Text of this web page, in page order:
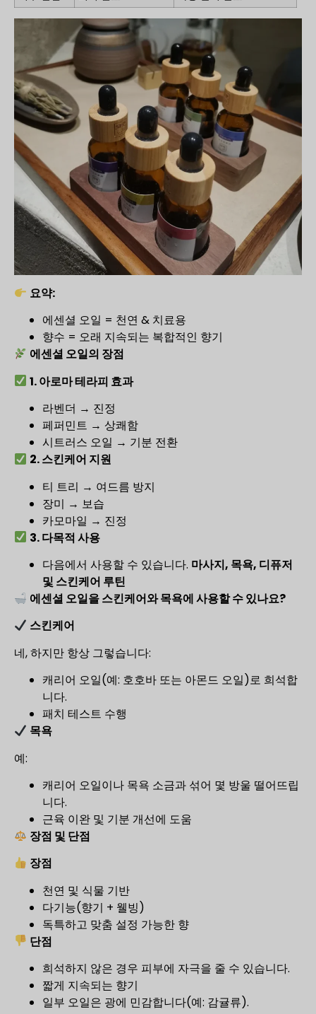
요약:
에센셜 오일 = 천연 & 치료용
향수 = 오래 지속되는 복합적인 향기
에센셜 오일의 장점
1. 아로마 테라피 효과
라벤더 → 진정
페퍼민트 → 상쾌함
시트러스 오일 → 기분 전환
2. 스킨케어 지원
티 트리 → 여드름 방지
장미 → 보습
카모마일 → 진정
3. 다목적 사용
다음에서 사용할 수 있습니다. 마사지, 목욕, 디퓨저
및 스킨케어 루틴
에센셜 오일을 스킨케어와 목욕에 사용할 수 있나요?
스킨케어
네, 하지만 항상 그렇습니다:
캐리어 오일(예: 호호바 또는 아몬드 오일)로 희석합
니다.
패치 테스트 수행
목욕
예:
캐리어 오일이나 목욕 소금과 섞어 몇 방울 떨어뜨립
니다.
근육 이완 및 기분 개선에 도움
장점 및 단점
장점
천연 및 식물 기반
다기능(향기 + 웰빙)
독특하고 맞춤 설정 가능한 향
단점
희석하지 않은 경우 피부에 자극을 줄 수 있습니다.
짧게 지속되는 향기
일부 오일은 광에 민감합니다(예: 감귤류).